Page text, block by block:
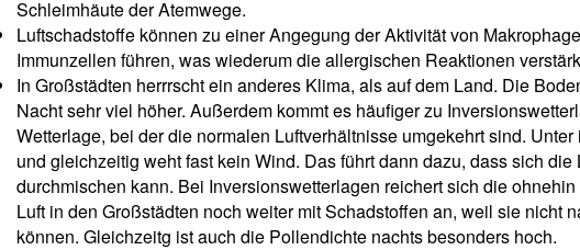
Schleimhäute der Atemwege.
Luftschadstoffe können zu einer Angegung der Aktivität von
Immunzellen führen, was wiederum die allergischen Reaktionen
In Großstädten herrrscht ein anderes Klima, als auf dem Land. Die
Nacht sehr viel höher. Außerdem kommt es häufiger zu
Wetterlage, bei der die normalen Luftverhältnisse umgekehrt sind.
und gleichzeitig weht fast kein Wind. Das führt dann dazu, dass sich die
durchmischen kann. Bei Inversionswetterlagen reichert sich die
Luft in den Großstädten noch weiter mit Schadstoffen an, weil sie nicht
können. Gleichzeitg ist auch die Pollendichte nachts besonders hoch.